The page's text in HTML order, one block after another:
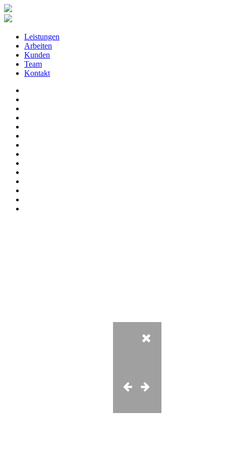
Leistungen
Arbeiten
Kunden
Team
Kontakt